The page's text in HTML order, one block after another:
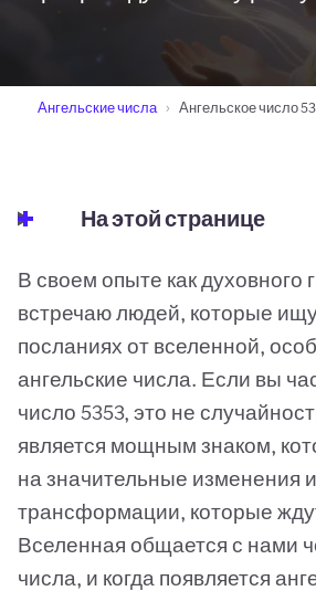
Ангельские числа Ангельское число
На этой странице
В своем опыте как духовного
встречаю людей, которые
посланиях от вселенной,
ангельские числа. Если вы
число 5353, это не
является мощным знаком,
на значительные изменения и
трансформации, которые
Вселенная общается с нами
числа, и когда появляется